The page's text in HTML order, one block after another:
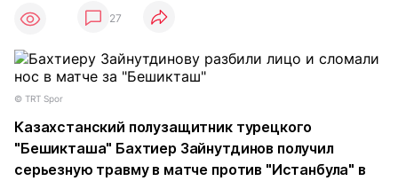
27
© TRT Spor
Казахстанский полузащитник турецкого
"Бешикташа" Бахтиер Зайнутдинов получил
серьезную травму в матче против "Истанбула" в